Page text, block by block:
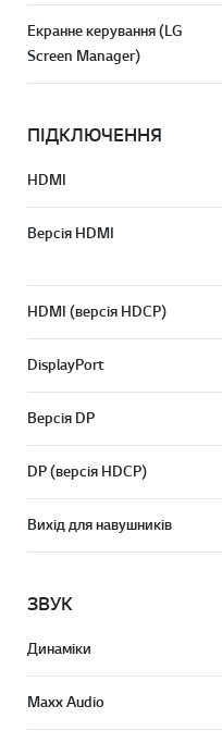
Екранне керування (LG
Screen Manager)
ПІДКЛЮЧЕННЯ
HDMI
Версія HDMI
HDMI (версія HDCP)
DisplayPort
Версія DP
DP (версія HDCP)
Вихід для навушників
ЗВУК
Динаміки
Maxx Audio